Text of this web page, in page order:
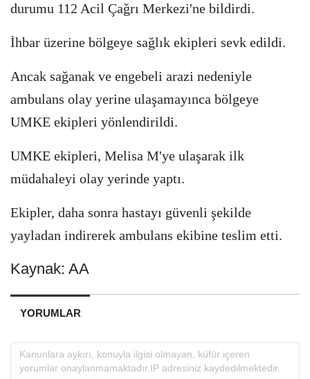
durumu 112 Acil Çağrı Merkezi'ne bildirdi.
İhbar üzerine bölgeye sağlık ekipleri sevk edildi.
Ancak sağanak ve engebeli arazi nedeniyle
ambulans olay yerine ulaşamayınca bölgeye
UMKE ekipleri yönlendirildi.
UMKE ekipleri, Melisa M'ye ulaşarak ilk
müdahaleyi olay yerinde yaptı.
Ekipler, daha sonra hastayı güvenli şekilde
yayladan indirerek ambulans ekibine teslim etti.
Kaynak: AA
YORUMLAR